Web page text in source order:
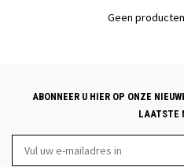
Geen
ABONNEER U HIER OP ONZE
LAATSTE